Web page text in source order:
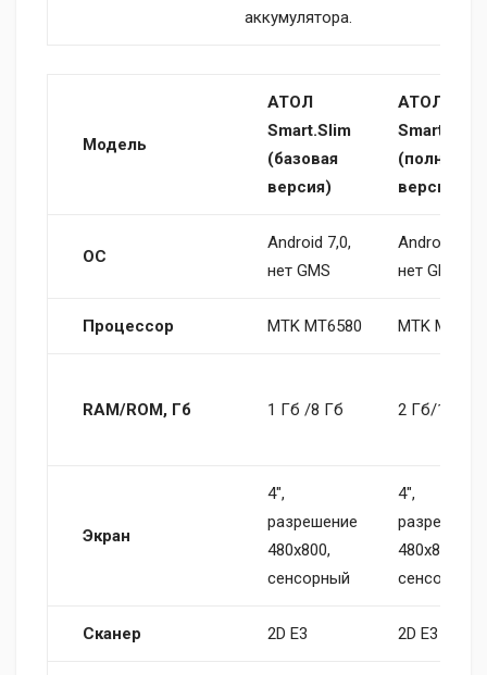
аккумулятора.
Модель
АТОЛ
Smart.Slim
(базовая
версия)
АТОЛ
Smart.Slim
(полная
версия)
ОС
Android 7,0,
нет GMS
Android 7,0,
нет GMS
Процессор MTK MT6580 MTK
RAM/ROM, Гб 1 Гб /8 Гб 2 Гб/16 ГБ
Экран
4",
разрешение
480х800,
сенсорный
4",
разрешение
480х800,
сенсорный
Сканер 2D E3 2D E3